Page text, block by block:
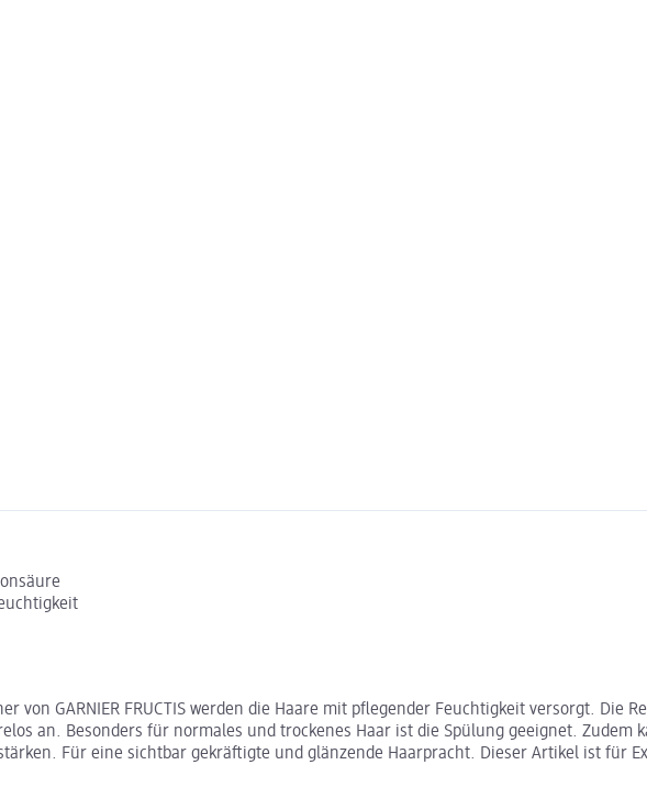
von GARNIER FRUCTIS werden die Haare mit pflegender Feuchtigkeit versorgt. Die
an. Besonders für normales und trockenes Haar ist die Spülung geeignet. Zudem
Für eine sichtbar gekräftigte und glänzende Haarpracht. Dieser Artikel ist für